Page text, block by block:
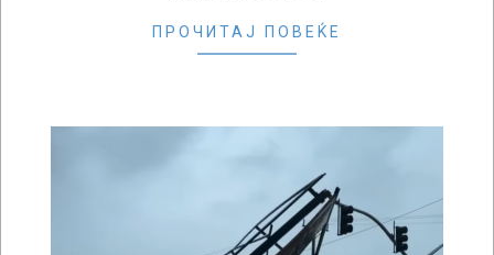
ПРОЧИТАЈ ПОВЕЌЕ